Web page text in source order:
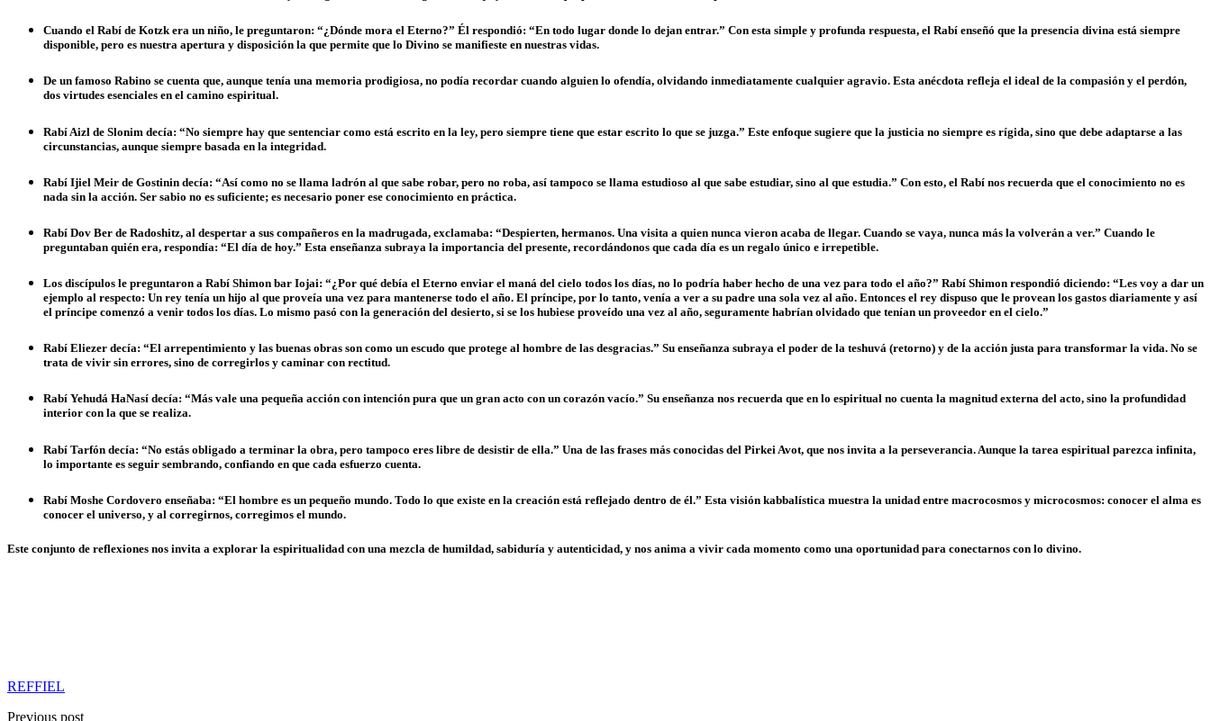
Cuando el Rabí de Kotzk era un niño, le preguntaron: “¿Dónde mora el Eterno?” Él respondió: “En todo lugar donde lo dejan entrar.” Con esta simple y profunda respuesta, el Rabí enseñó que la presencia divina está siempre
disponible, pero es nuestra apertura y disposición la que permite que lo Divino se manifieste en nuestras vidas.
De un famoso Rabino se cuenta que, aunque tenía una memoria prodigiosa, no podía recordar cuando alguien lo ofendía, olvidando inmediatamente cualquier agravio. Esta anécdota refleja el ideal de la compasión y el perdón,
dos virtudes esenciales en el camino espiritual.
Rabí Aizl de Slonim decía: “No siempre hay que sentenciar como está escrito en la ley, pero siempre tiene que estar escrito lo que se juzga.” Este enfoque sugiere que la justicia no siempre es rígida, sino que debe adaptarse a las
circunstancias, aunque siempre basada en la integridad.
Rabí Ijiel Meir de Gostinin decía: “Así como no se llama ladrón al que sabe robar, pero no roba, así tampoco se llama estudioso al que sabe estudiar, sino al que estudia.” Con esto, el Rabí nos recuerda que el conocimiento no es
nada sin la acción. Ser sabio no es suficiente; es necesario poner ese conocimiento en práctica.
Rabí Dov Ber de Radoshitz, al despertar a sus compañeros en la madrugada, exclamaba: “Despierten, hermanos. Una visita a quien nunca vieron acaba de llegar. Cuando se vaya, nunca más la volverán a ver.” Cuando le
preguntaban quién era, respondía: “El día de hoy.” Esta enseñanza subraya la importancia del presente, recordándonos que cada día es un regalo único e irrepetible.
Los discípulos le preguntaron a Rabí Shimon bar Iojai: “¿Por qué debía el Eterno enviar el maná del cielo todos los días, no lo podría haber hecho de una vez para todo el año?” Rabí Shimon respondió diciendo: “Les voy a dar un
ejemplo al respecto: Un rey tenía un hĳo al que proveía una vez para mantenerse todo el año. El príncipe, por lo tanto, venía a ver a su padre una sola vez al año. Entonces el rey dispuso que le provean los gastos diariamente y así
el príncipe comenzó a venir todos los días. Lo mismo pasó con la generación del desierto, si se los hubiese proveído una vez al año, seguramente habrían olvidado que tenían un proveedor en el cielo.”
Rabí Eliezer decía: “El arrepentimiento y las buenas obras son como un escudo que protege al hombre de las desgracias.” Su enseñanza subraya el poder de la teshuvá (retorno) y de la acción justa para transformar la vida. No se
trata de vivir sin errores, sino de corregirlos y caminar con rectitud.
Rabí Yehudá HaNasí decía: “Más vale una pequeña acción con intención pura que un gran acto con un corazón vacío.” Su enseñanza nos recuerda que en lo espiritual no cuenta la magnitud externa del acto, sino la profundidad
interior con la que se realiza.
Rabí Tarfón decía: “No estás obligado a terminar la obra, pero tampoco eres libre de desistir de ella.” Una de las frases más conocidas del Pirkei Avot, que nos invita a la perseverancia. Aunque la tarea espiritual parezca infinita,
lo importante es seguir sembrando, confiando en que cada esfuerzo cuenta.
Rabí Moshe Cordovero enseñaba: “El hombre es un pequeño mundo. Todo lo que existe en la creación está reflejado dentro de él.” Esta visión kabbalística muestra la unidad entre macrocosmos y microcosmos: conocer el alma es
conocer el universo, y al corregirnos, corregimos el mundo.
Este conjunto de reflexiones nos invita a explorar la espiritualidad con una mezcla de humildad, sabiduría y autenticidad, y nos anima a vivir cada momento como una oportunidad para conectarnos con lo divino.
REFFIEL
Previous post